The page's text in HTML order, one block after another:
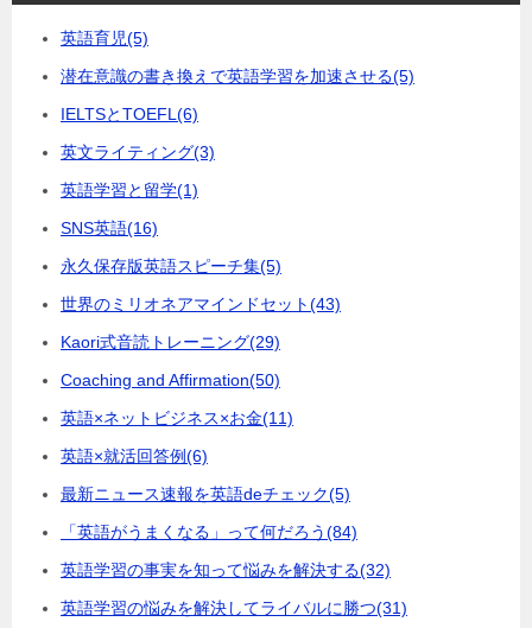
英語育児(5)
潜在意識の書き換えで英語学習を加速させる(5)
IELTSとTOEFL (6)
英文ライティング(3)
英語学習と留学(1)
SNS英語(16)
永久保存版英語スピーチ集(5)
世界のミリオネアマインドセット(43)
Kaori式音読トレーニング(29)
Coaching and Affirmation(50)
英語×ネットビジネス×お金(11)
英語×就活回答例(6)
最新ニュース速報を英語deチェック(5)
「英語がうまくなる」って何だろう(84)
英語学習の事実を知って悩みを解決する(32)
英語学習の悩みを解決してライバルに勝つ(31)